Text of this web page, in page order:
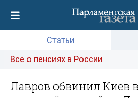
Статьи
Все о пенсиях в России
Лавров обвинил Киев